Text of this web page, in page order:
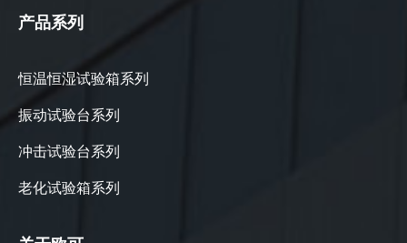
产品系列
恒温恒湿试验箱系列
振动试验台系列
冲击试验台系列
老化试验箱系列